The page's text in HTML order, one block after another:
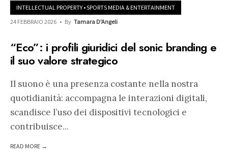
INTELLECTUAL PROPERTY •SPORTS MEDIA & ENTERTAINMENT
24 FEBBRAIO 2026 • By Tamara D'Angeli
“Eco”: i profili giuridici del sonic branding e
il suo valore strategico
Il suono è una presenza costante nella nostra
quotidianità: accompagna le interazioni digitali,
scandisce l’uso dei dispositivi tecnologici e
contribuisce...
READ MORE →